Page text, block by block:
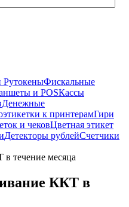
РутокеныФискальные
и POSКассы
Денежные
к принтерамГири
и чековЦветная этикет
Детекторы рублейСчетчики
течение месяца
ККТ в